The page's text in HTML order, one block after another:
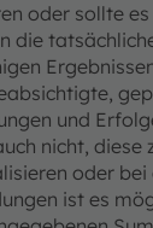
oder sollte
die
und
nicht, diese
oder
ist es